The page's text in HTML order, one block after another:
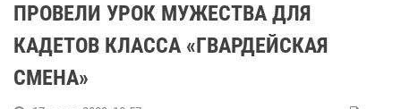
ПРОВЕЛИ УРОК МУЖЕСТВА ДЛЯ
КАДЕТОВ КЛАССА «ГВАРДЕЙСКАЯ
СМЕНА»